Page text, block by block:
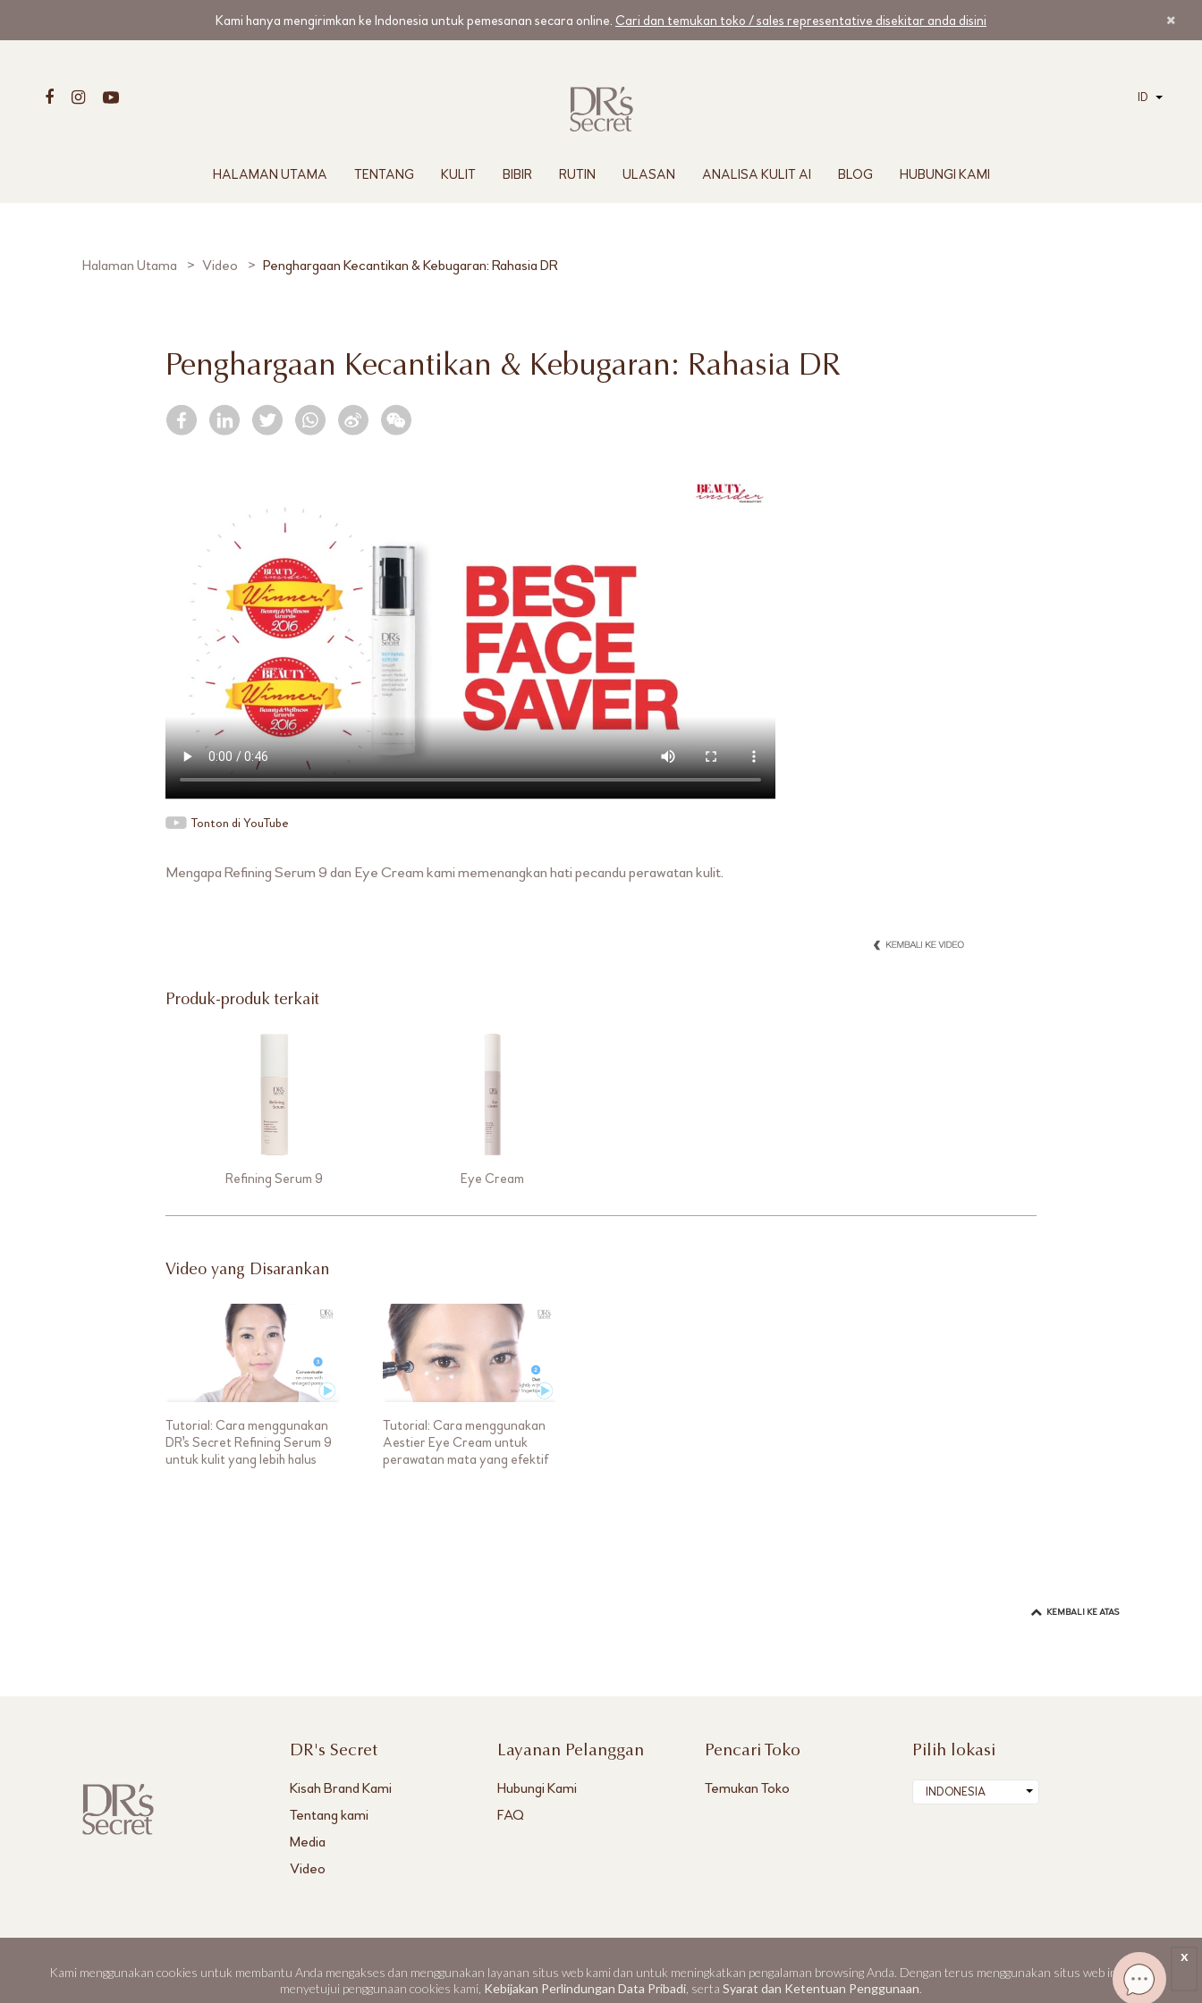
Kami hanya mengirimkan ke Indonesia untuk pemesanan secara online. Cari dan temukan toko / sales representative disekitar anda disini
ID
HALAMAN UTAMA TENTANG KULIT BIBIR RUTIN ULASAN ANALISA KULIT AI BLOG HUBUNGI KAMI
Halaman Utama Video Penghargaan Kecantikan & Kebugaran: Rahasia DR
Penghargaan Kecantikan & Kebugaran: Rahasia DR
Tonton di YouTube
Mengapa Refining Serum 9 dan Eye Cream kami memenangkan hati pecandu perawatan kulit.
Produk-produk terkait
Refining Serum 9 Eye Cream
Video yang Disarankan
Tutorial: Cara menggunakan
DR's Secret Refining Serum 9
untuk kulit yang lebih halus
Tutorial: Cara menggunakan
Aestier Eye Cream untuk
perawatan mata yang efektif
KEMBALI KE ATAS
DR's Secret
Kisah Brand Kami
Tentang kami
Media
Video
Layanan Pelanggan
Hubungi Kami
FAQ
Pencari Toko
Temukan Toko
Pilih lokasi
INDONESIA
DR's Secret, Aestier dan BWL adalah merek dagang terdaftar dari Best World.
© Best World 2026. Seluruh hak cipta dilindungi.
Syarat dan Ketentuan Penggunaan| Kebijakan Perlindungan Data Pribadi|Peta Situs
Kami menggunakan cookies untuk membantu Anda mengakses dan menggunakan layanan situs web kami dan untuk meningkatkan pengalaman browsing Anda. Dengan terus menggunakan situs web ini, Anda
menyetujui penggunaan cookies kami, Kebijakan Perlindungan Data Pribadi , serta Syarat dan Ketentuan Penggunaan
x